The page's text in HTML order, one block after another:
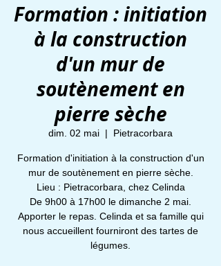
Formation : initiation
à la construction
d'un mur de
soutènement en
pierre sèche
dim. 02 mai
  |
Pietracorbara
Formation d'initiation à la construction d'un
mur de soutènement en pierre sèche.
Lieu : Pietracorbara, chez Celinda
De 9h00 à 17h00 le dimanche 2 mai.
Apporter le repas. Celinda et sa famille qui
nous accueillent fourniront des tartes de
légumes.